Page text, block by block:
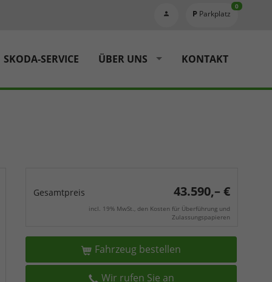
Parkplatz
0
SKODA-SERVICE ÜBER UNS KONTAKT
Gesamtpreis 43.590,– €
incl. 19% MwSt., den Kosten für Überführung und
Zulassungspapieren
Fahrzeug bestellen
Wir rufen Sie an